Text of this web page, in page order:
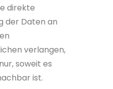
direkte
der Daten an
verlangen,
soweit es
ist.